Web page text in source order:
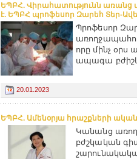
ԵՊԲՀ. Վիրահատությունն
է. ԵՊԲՀ պրոֆեսոր Զարեհ Տեր-
Պրոֆեսոր
որը մինչ օրս
ապագա
20.01.2023
ԵՊԲՀ. Ամենօրյա հրաշքների
Կանանց
բժշկական